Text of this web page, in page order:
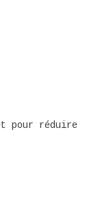
pour réduire